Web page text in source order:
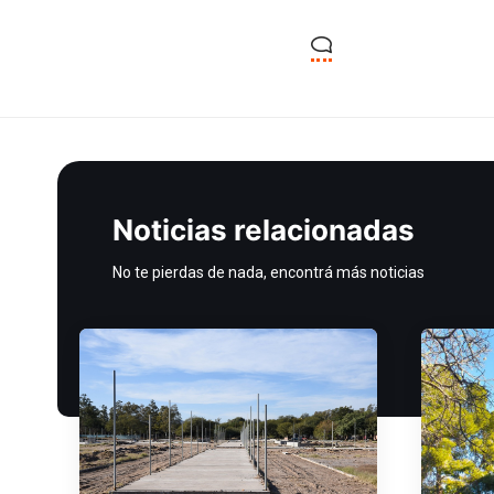
Noticias relacionadas
No te pierdas de nada, encontrá más noticias